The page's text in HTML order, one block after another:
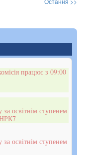
працює з 09:00
за освітнім ступенем
за освітнім ступенем